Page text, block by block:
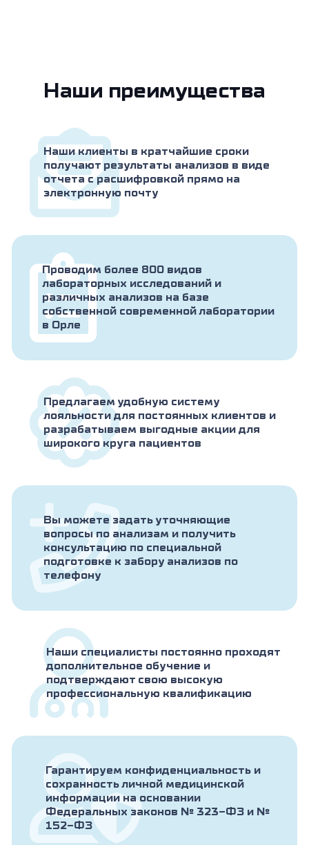
Наши преимущества
Наши клиенты в кратчайшие сроки
получают результаты анализов в виде
отчета с расшифровкой прямо на
электронную почту
Проводим более 800 видов
лабораторных исследований и
различных анализов на базе
собственной современной лаборатории
в Орле
Предлагаем удобную систему
лояльности для постоянных клиентов и
разрабатываем выгодные акции для
широкого круга пациентов
Вы можете задать уточняющие
вопросы по анализам и получить
консультацию по специальной
подготовке к забору анализов по
телефону
Наши специалисты постоянно проходят
дополнительное обучение и
подтверждают свою высокую
профессиональную квалификацию
Гарантируем конфиденциальность и
сохранность личной медицинской
информации на основании
Федеральных законов № 323-ФЗ и №
152-ФЗ